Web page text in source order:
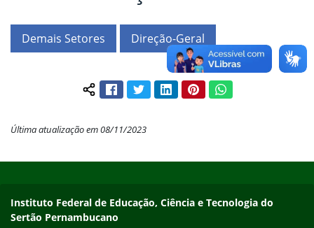
Demais Setores Direção-Geral
Compartilhar conteúdo:
FacebookTwitterLinkedInPinterestWhatsApp
Última atualização em 08/11/2023
Endereço
Instituto Federal de Educação, Ciência e Tecnologia do
Sertão Pernambucano